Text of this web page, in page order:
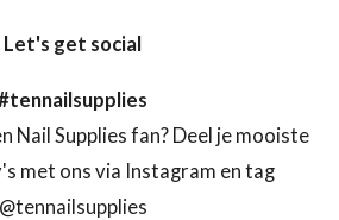
Let's get social
Nail Supplies fan? Deel je mooiste
met ons via Instagram en tag
@tennailsupplies